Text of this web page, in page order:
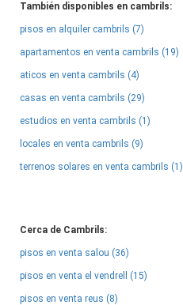
También disponibles en cambrils:
pisos en alquiler cambrils (7)
apartamentos en venta cambrils (19)
aticos en venta cambrils (4)
casas en venta cambrils (29)
estudios en venta cambrils (1)
locales en venta cambrils (9)
terrenos solares en venta cambrils (1)
Cerca de Cambrils:
pisos en venta salou (36)
pisos en venta el vendrell (15)
pisos en venta reus (8)